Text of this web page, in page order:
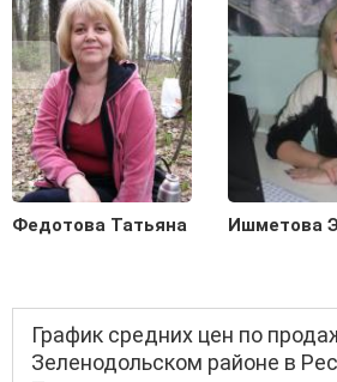
Федотова Татьяна Ишметова
График средних цен по
Зеленодольском районе в